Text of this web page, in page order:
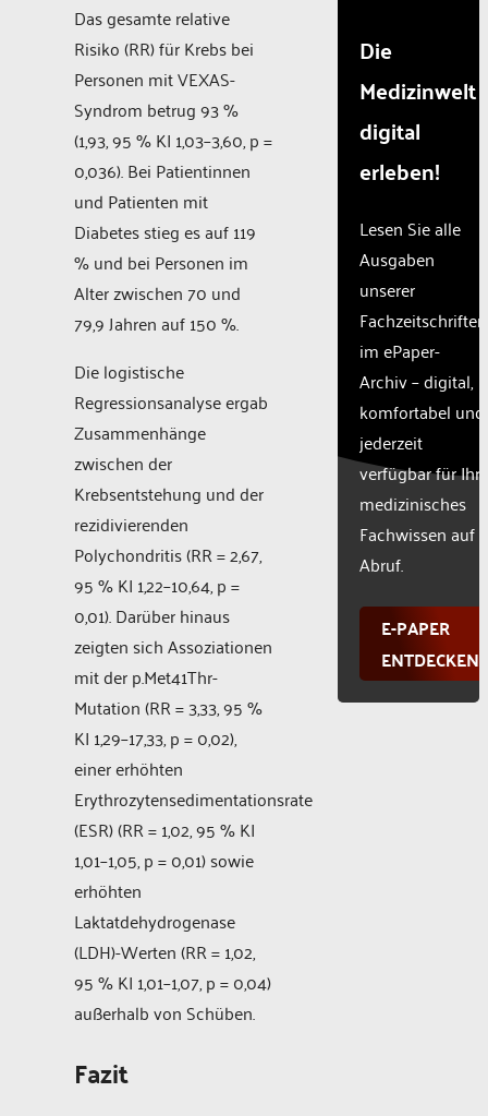
Das gesamte relative
Risiko (RR) für Krebs bei
Personen mit VEXAS-
Syndrom betrug 93 %
(1,93, 95 % KI 1,03–3,60, p =
0,036). Bei Patientinnen
und Patienten mit
Diabetes stieg es auf 119
% und bei Personen im
Alter zwischen 70 und
79,9 Jahren auf 150 %.
Die logistische
Regressionsanalyse ergab
Zusammenhänge
zwischen der
Krebsentstehung und der
rezidivierenden
Polychondritis (RR = 2,67,
95 % KI 1,22–10,64, p =
0,01). Darüber hinaus
zeigten sich Assoziationen
mit der p.Met41Thr-
Mutation (RR = 3,33, 95 %
KI 1,29–17,33, p = 0,02),
einer erhöhten
Erythrozytensedimentationsrate
(ESR) (RR = 1,02, 95 % KI
1,01–1,05, p = 0,01) sowie
erhöhten
Laktatdehydrogenase
(LDH)-Werten (RR = 1,02,
95 % KI 1,01–1,07, p = 0,04)
außerhalb von Schüben.
Fazit
Die
Medizinwelt
digital
erleben!
Lesen Sie alle
Ausgaben
unserer
Fachzeitschriften
im ePaper-
Archiv – digital,
komfortabel und
jederzeit
verfügbar für Ihr
medizinisches
Fachwissen auf
Abruf.
E-PAPER
ENTDECKEN